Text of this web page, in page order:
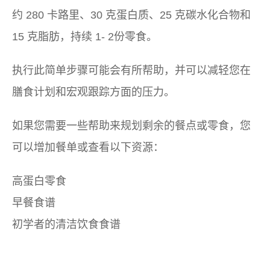
约 280 卡路里、30 克蛋白质、25 克碳水化合物和
15 克脂肪，持续 1- 2份零食。
执行此简单步骤可能会有所帮助，并可以减轻您在
膳食计划和宏观跟踪方面的压力。
如果您需要一些帮助来规划剩余的餐点或零食，您
可以增加餐单或查看以下资源：
高蛋白零食
早餐食谱
初学者的清洁饮食食谱